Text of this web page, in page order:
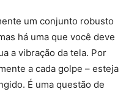
um conjunto robusto
há uma que você deve
a vibração da tela. Por
a cada golpe – esteja
É uma questão de